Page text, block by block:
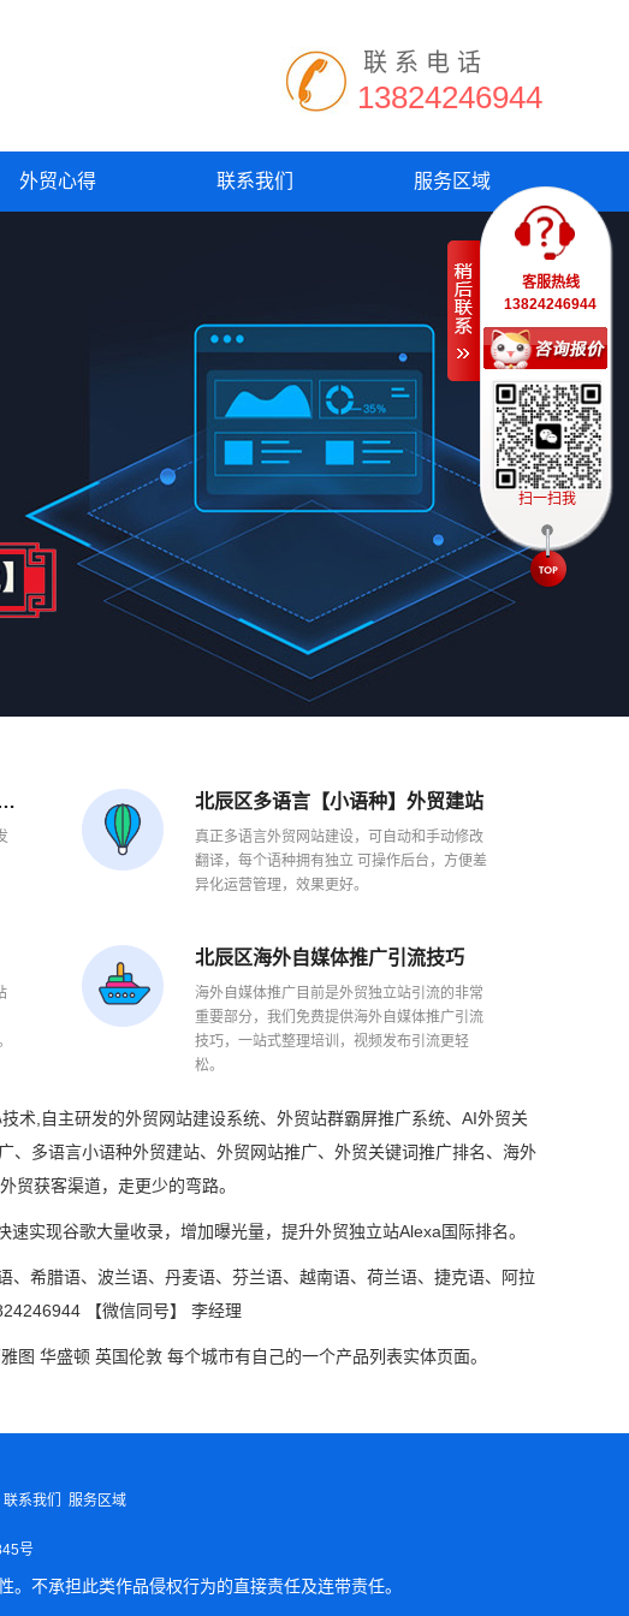
联系电话
13824246944
外贸心得 联系我们 服务区域
跨境电商独立站【C端】 北辰区多语言【小语种】外贸建站
真正多语言外贸网站建设，可自动和手动修改
翻译，每个语种拥有独立 可操作后台，方便差
异化运营管理，效果更好。
北辰区海外自媒体推广引流技巧
海外自媒体推广目前是外贸独立站引流的非常
重要部分，我们免费提供海外自媒体推广引流
技巧，一站式整理培训，视频发布引流更轻
松。
术,自主研发的外贸网站建设系统、外贸站群霸屏推广系统、AI外贸关
多语言小语种外贸建站、外贸网站推广、外贸关键词推广排名、海外
贸获客渠道，走更少的弯路。
实现谷歌大量收录，增加曝光量，提升外贸独立站Alexa国际排名。
希腊语、波兰语、丹麦语、芬兰语、越南语、荷兰语、捷克语、阿拉
【微信同号】 李经理
华盛顿 英国伦敦 每个城市有自己的一个产品列表实体页面。
联系我们 服务区域
号
不承担此类作品侵权行为的直接责任及连带责任。
客服热线
13824246944
扫一扫我